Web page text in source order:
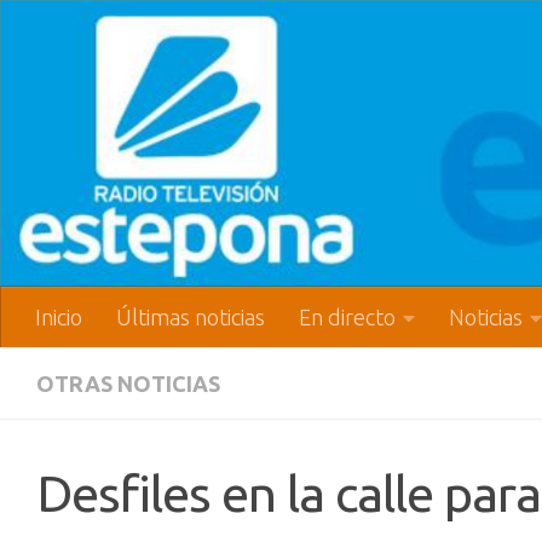
Inicio Últimas noticias En directo Noticias
OTRAS NOTICIAS
Desfiles en la calle